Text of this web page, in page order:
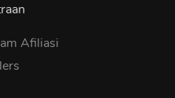
Afiliasi